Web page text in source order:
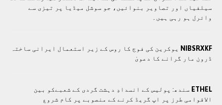
سیلفیاں اور تصاویر بنوائیں، جو سوشل میڈیا پر تیزی سے
وائرل ہو رہی ہیں۔
NIBSRXKF یوکرین کی فوج کا روس کے زیر استعمال ایرانی ساختہ
ڈرون مار گرانے کا دعویٰ
ETHEL سندھ: پوليس کے انسدادِ دہشت گردی کے شعبےکو بین
الاقوامی طرز پر اپ گریڈ کرنے کے منصوبے پر کام شروع